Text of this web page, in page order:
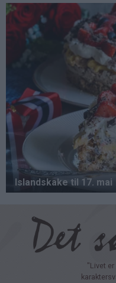
Hopp
hovedinnhold
"Livet